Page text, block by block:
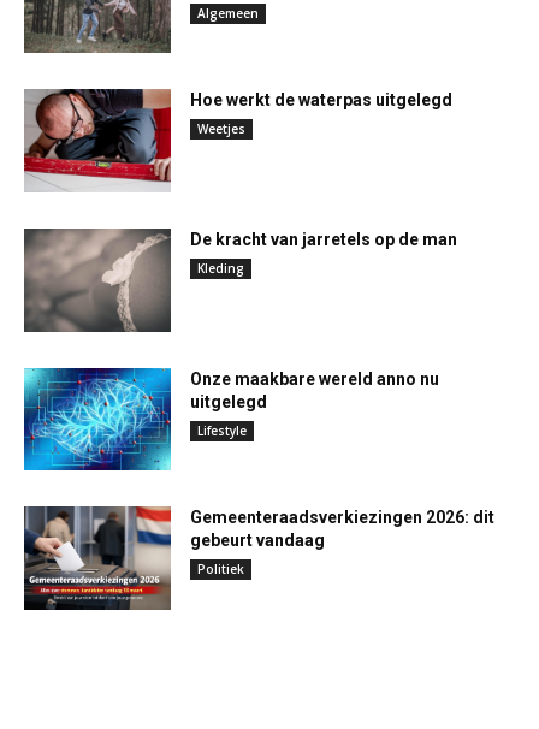
Algemeen
Hoe werkt de waterpas uitgelegd
Weetjes
De kracht van jarretels op de man
Kleding
Onze maakbare wereld anno nu
uitgelegd
Lifestyle
Gemeenteraadsverkiezingen 2026: dit
gebeurt vandaag
Politiek